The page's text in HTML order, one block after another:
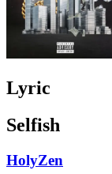
Lyric
Selfish
HolyZen